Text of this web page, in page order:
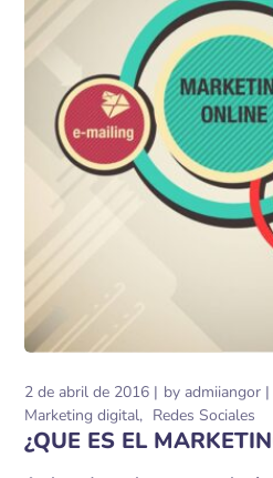
2 de abril de 2016 by admiiangor
Marketing digital
Redes Sociales
¿QUE ES EL